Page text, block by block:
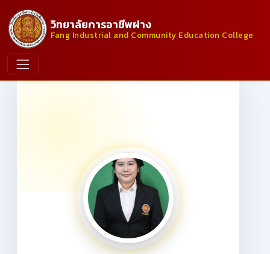
วิทยาลัยการอาชีพฝาง
Fang Industrial and Community Education College